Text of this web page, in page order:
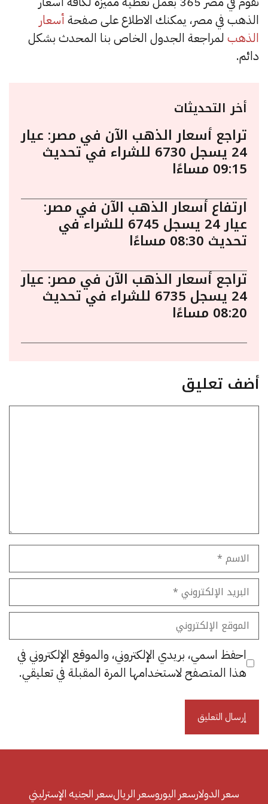
الذهب في مصر، يمكنك الاطلاع على صفحة أسعار
الذهب لمراجعة الجدول الخاص بنا المحدث بشكل
دائم.
أخر التحديثات
تراجع أسعار الذهب الآن في مصر: عيار
24 يسجل 6730 للشراء في تحديث
09:15 مساءًا
ارتفاع أسعار الذهب الآن في مصر:
عيار 24 يسجل 6745 للشراء في
تحديث 08:30 مساءًا
تراجع أسعار الذهب الآن في مصر: عيار
24 يسجل 6735 للشراء في تحديث
08:20 مساءًا
أضف تعليق
الاسم
البريد
الإلكتروني
الموقع
الإلكتروني
احفظ اسمي، بريدي الإلكتروني، والموقع الإلكتروني في
هذا المتصفح لاستخدامها المرة المقبلة في تعليقي.
سعر الدولارسعر اليوروسعر الريالسعر الجنيه الإسترليني